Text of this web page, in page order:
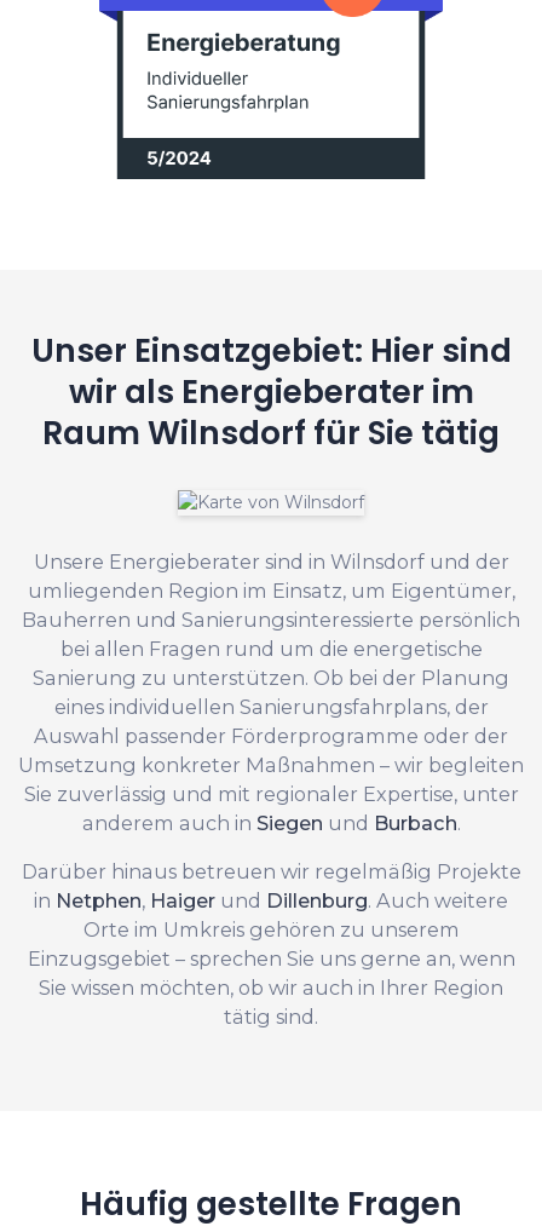
Unser Einsatzgebiet: Hier sind
wir als Energieberater im
Raum Wilnsdorf für Sie tätig
Unsere Energieberater sind in Wilnsdorf und der
umliegenden Region im Einsatz, um Eigentümer,
Bauherren und Sanierungsinteressierte persönlich
bei allen Fragen rund um die energetische
Sanierung zu unterstützen. Ob bei der Planung
eines individuellen Sanierungsfahrplans, der
Auswahl passender Förderprogramme oder der
Umsetzung konkreter Maßnahmen – wir begleiten
Sie zuverlässig und mit regionaler Expertise, unter
anderem auch in Siegen und Burbach.
Darüber hinaus betreuen wir regelmäßig Projekte
in Netphen, Haiger und Dillenburg. Auch weitere
Orte im Umkreis gehören zu unserem
Einzugsgebiet – sprechen Sie uns gerne an, wenn
Sie wissen möchten, ob wir auch in Ihrer Region
tätig sind.
Häufig gestellte Fragen